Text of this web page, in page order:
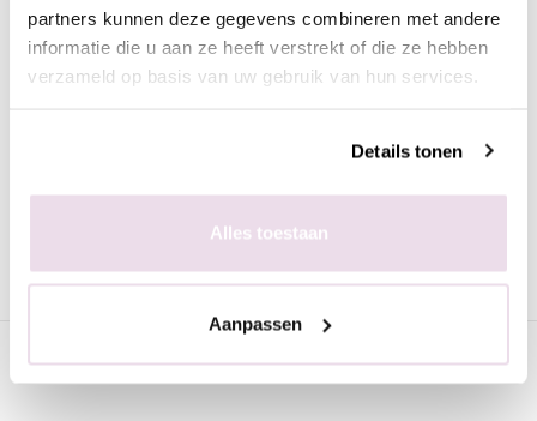
partners kunnen deze gegevens combineren met andere
informatie die u aan ze heeft verstrekt of die ze hebben
verzameld op basis van uw gebruik van hun services.
Details tonen
Alles toestaan
Aanpassen
Tijdelijke vastzetting
- Bepaal de juiste maat
Op deze manier blijven de nagels ongeveer 2 dagen zitten.
Indien ze netjes verwijdert worden kunnen deze opnieuw
Specificaties